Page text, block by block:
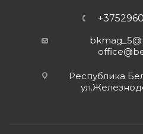
Республика